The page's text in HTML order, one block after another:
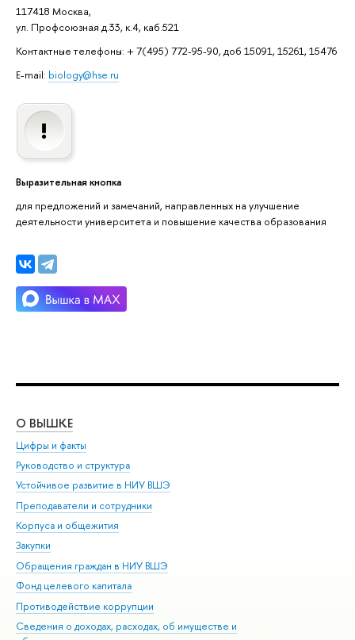
117418 Москва,
ул. Профсоюзная д.33, к.4, каб.521
Контактные телефоны: + 7(495) 772-95-90, доб 15091, 15261, 15476
E-mail: biology@hse.ru
Выразительная кнопка
для предложений и замечаний, направленных на улучшение
деятельности университета и повышение качества образования
О ВЫШКЕ
Цифры и факты
Руководство и структура
Устойчивое развитие в НИУ ВШЭ
Преподаватели и сотрудники
Корпуса и общежития
Закупки
Обращения граждан в НИУ ВШЭ
Фонд целевого капитала
Противодействие коррупции
Сведения о доходах, расходах, об имуществе и